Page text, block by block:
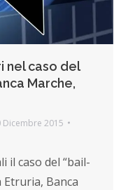
nel caso del
Marche,
Dicembre 2015
il caso del “bail-
Banca